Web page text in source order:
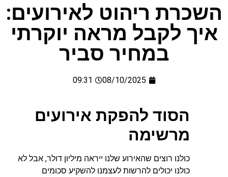
השכרת ריהוט לאירועים:
איך לקבל מראה יוקרתי
במחיר סביר
08/10/2025
09:31
הסוד להפקת אירועים
מרשימה
כולנו רוצים שהאירוע שלנו ייראה מיליון דולר, אבל לא
כולנו יכולים להרשות לעצמנו להשקיע סכומים